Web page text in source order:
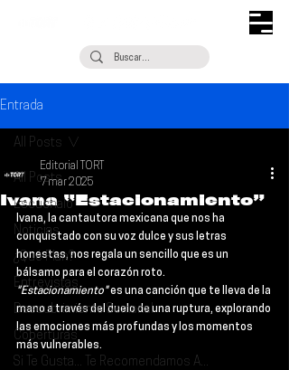
Entrada
All Posts
Escúchalo
Noticias
¿Qué Plan?
Entrevistas
Descubrimiento Semanal
Coberturas
Si Te Gusta... Te Recomendamos A...
All Posts
Ivana “Estacionamiento”
Editorial TORT
7 mar 2025
Ivana, la cantautora mexicana que nos ha
conquistado con su voz dulce y sus letras
honestas, nos regala un sencillo que es un
bálsamo para el corazón roto.
"Estacionamiento" es una canción que te lleva de la
mano a través del duelo de una ruptura, explorando
las emociones más profundas y los momentos
más vulnerables.